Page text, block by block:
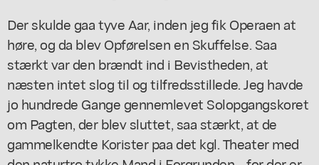
Der skulde gaa tyve Aar, inden jeg fik Operaen at
høre, og da blev Opførelsen en Skuffelse. Saa
stærkt var den brændt ind i Bevistheden, at
næsten intet slog til og tilfredsstillede. Jeg havde
jo hundrede Gange gennemlevet Solopgangskoret
om Pagten, der blev sluttet, saa stærkt, at de
gammelkendte Korister paa det kgl. Theater med